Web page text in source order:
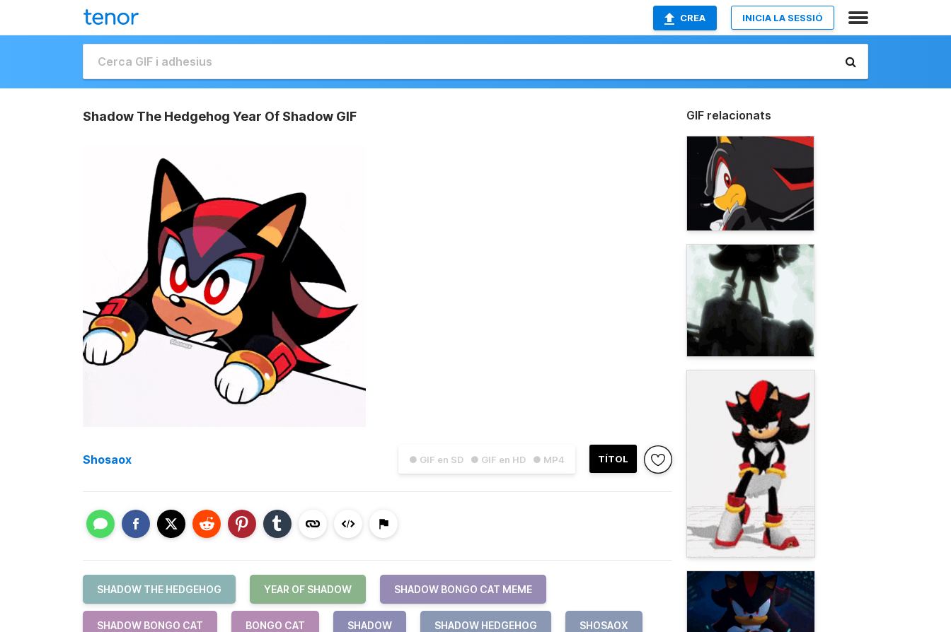
CREA INICIA LA SESSIÓ
Shadow The Hedgehog Year Of Shadow GIF
● GIF en SD ● GIF en HD ● MP4 TÍTOL
Shosaox
SHADOW THE HEDGEHOG YEAR OF SHADOW SHADOW BONGO CAT MEME
SHADOW BONGO CAT BONGO CAT SHADOW SHADOW HEDGEHOG SHOSAOX
GIF relacionats